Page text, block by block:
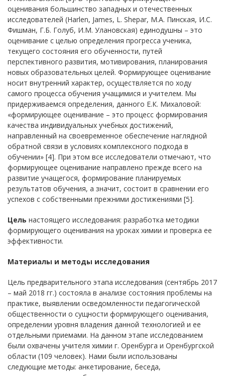
оценивания большинство западных и отечественных
исследователей (Harlen, James, L. Shepar, М.А. Пинская, И.С.
Фишман, Г.Б. Голуб, И.М. Улановская) единодушны – это
оценивание с целью определения прогресса ученика,
текущего состояния его обученности, путей
перспективного развития, мотивирования, планирования
новых образовательных целей. Формирующее оценивание
носит внутренний характер, осуществляется по ходу
самого процесса обучения учащимися и учителем. Мы
придерживаемся определения, данного Е.К. Михаловой:
«формирующее оценивание – это процесс формирования
качества индивидуальных учебных достижений,
направленный на своевременное обеспечение наглядной
обратной связи в условиях комплексного подхода в
обучении» [4]. При этом все исследователи отмечают, что
формирующее оценивание направлено прежде всего на
развитие учащегося, формирование планируемых
результатов обучения, а значит, состоит в сравнении его
успехов с собственными прежними достижениями [5].
Цель настоящего исследования: разработка методики
формирующего оценивания на уроках химии и проверка ее
эффективности.
Материалы и методы исследования
Цель предварительного этапа исследования (сентябрь 2017
– май 2018 гг.) состояла в анализе состояния проблемы на
практике, выявлении осведомленности педагогической
общественности о сущности формирующего оценивания,
определении уровня владения данной технологией и ее
отдельными приемами. На данном этапе исследованием
были охвачены учителя химии г. Оренбурга и Оренбургской
области (109 человек). Нами были использованы
следующие методы: анкетирование, беседа,